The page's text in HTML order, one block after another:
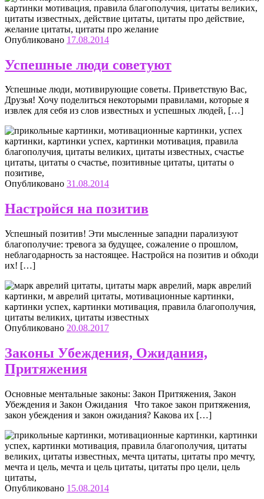
Опубликовано 17.08.2014
Успешные люди советуют
Успешные люди, мотивирующие советы. Приветствую Вас,
Друзья! Хочу поделиться некоторыми правилами, которые я
извлек для себя из слов известных и успешных людей, […]
Опубликовано 31.08.2014
Настройся на позитив
Успешный позитив! Эти мысленные западни парализуют
благополучие: тревога за будущее, сожаление о прошлом,
неблагодарность за настоящее. Настройся на позитив и обходи
их! […]
Опубликовано 20.08.2017
Законы Убеждения, Ожидания,
Притяжения
Основные ментальные законы: Закон Притяжения, Закон
Убеждения и Закон Ожидания Что такое закон притяжения,
закон убеждения и закон ожидания? Какова их […]
Опубликовано 15.08.2014